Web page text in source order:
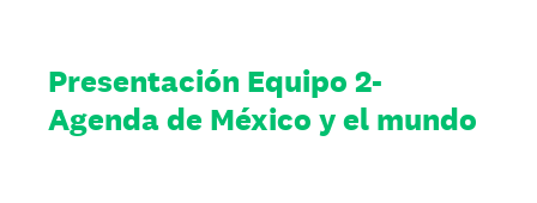
Presentación Equipo 2-
Agenda de México y el mundo